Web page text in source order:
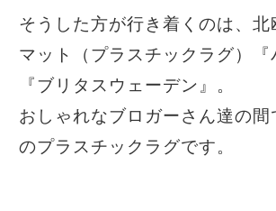
そうした方が行き着くのは、北
マット（プラスチックラグ）『
『ブリタスウェーデン』。
おしゃれなブロガーさん達の間
のプラスチックラグです。